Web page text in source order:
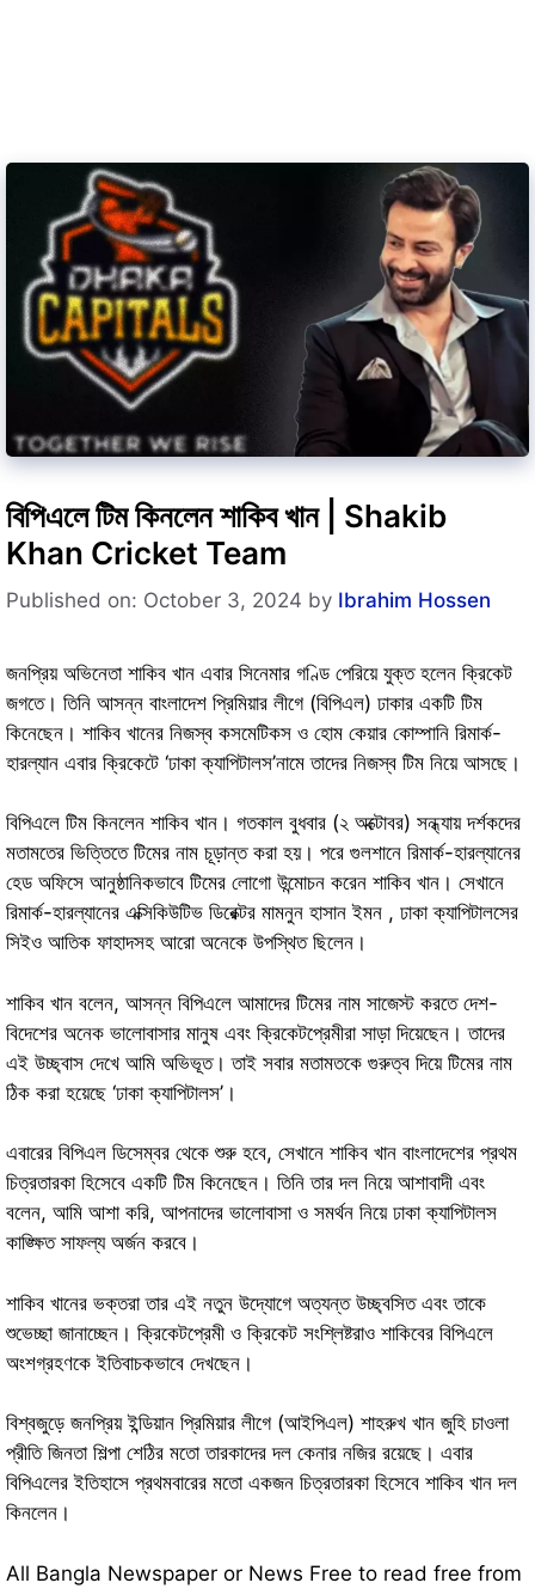
বিপিএলে টিম কিনলেন শাকিব খান | Shakib
Khan Cricket Team
Published on: October 3, 2024 by Ibrahim Hossen
জনপ্রিয় অভিনেতা শাকিব খান এবার সিনেমার গণ্ডি পেরিয়ে যুক্ত হলেন ক্রিকেট
জগতে। তিনি আসন্ন বাংলাদেশ প্রিমিয়ার লীগে (বিপিএল) ঢাকার একটি টিম
কিনেছেন। শাকিব খানের নিজস্ব কসমেটিকস ও হোম কেয়ার কোম্পানি রিমার্ক-
হারল্যান এবার ক্রিকেটে ‘ঢাকা ক্যাপিটালস’নামে তাদের নিজস্ব টিম নিয়ে আসছে।
বিপিএলে টিম কিনলেন শাকিব খান। গতকাল বুধবার (২ অক্টোবর) সন্ধ্যায় দর্শকদের
মতামতের ভিত্তিতে টিমের নাম চূড়ান্ত করা হয়। পরে গুলশানে রিমার্ক-হারল্যানের
হেড অফিসে আনুষ্ঠানিকভাবে টিমের লোগো উন্মোচন করেন শাকিব খান। সেখানে
রিমার্ক-হারল্যানের এক্সিকিউটিভ ডিরেক্টর মামনুন হাসান ইমন , ঢাকা ক্যাপিটালসের
সিইও আতিক ফাহাদসহ আরো অনেকে উপস্থিত ছিলেন।
শাকিব খান বলেন, আসন্ন বিপিএলে আমাদের টিমের নাম সাজেস্ট করতে দেশ-
বিদেশের অনেক ভালোবাসার মানুষ এবং ক্রিকেটপ্রেমীরা সাড়া দিয়েছেন। তাদের
এই উচ্ছ্বাস দেখে আমি অভিভূত। তাই সবার মতামতকে গুরুত্ব দিয়ে টিমের নাম
ঠিক করা হয়েছে ‘ঢাকা ক্যাপিটালস’।
এবারের বিপিএল ডিসেম্বর থেকে শুরু হবে, সেখানে শাকিব খান বাংলাদেশের প্রথম
চিত্রতারকা হিসেবে একটি টিম কিনেছেন। তিনি তার দল নিয়ে আশাবাদী এবং
বলেন, আমি আশা করি, আপনাদের ভালোবাসা ও সমর্থন নিয়ে ঢাকা ক্যাপিটালস
কাঙ্ক্ষিত সাফল্য অর্জন করবে।
শাকিব খানের ভক্তরা তার এই নতুন উদ্যোগে অত্যন্ত উচ্ছ্বসিত এবং তাকে
শুভেচ্ছা জানাচ্ছেন। ক্রিকেটপ্রেমী ও ক্রিকেট সংশ্লিষ্টরাও শাকিবের বিপিএলে
অংশগ্রহণকে ইতিবাচকভাবে দেখছেন।
বিশ্বজুড়ে জনপ্রিয় ইন্ডিয়ান প্রিমিয়ার লীগে (আইপিএল) শাহরুখ খান জুহি চাওলা
প্রীতি জিনতা শিল্পা শেঠির মতো তারকাদের দল কেনার নজির রয়েছে। এবার
বিপিএলের ইতিহাসে প্রথমবারের মতো একজন চিত্রতারকা হিসেবে শাকিব খান দল
কিনলেন।
All Bangla Newspaper or News Free to read free from